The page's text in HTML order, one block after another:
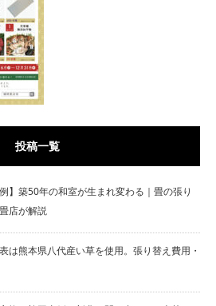
投稿一覧
】築50年の和室が生まれ変わる｜畳の張り
店が解説
は熊本県八代産い草を使用。張り替え費用・